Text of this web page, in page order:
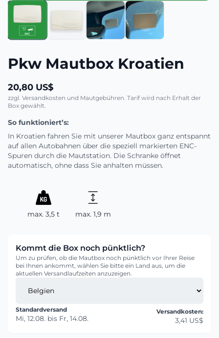
Pkw Mautbox Kroatien
20,80 US$
zzgl. Versandkosten und Mautgebühren. Tarif wird nach Erhalt der
Box gewählt.
So funktioniert’s:
In Kroatien fahren Sie mit unserer Mautbox ganz entspannt
auf allen Autobahnen über die speziell markierten ENC-
Spuren durch die Mautstation. Die Schranke öffnet
automatisch, ohne dass Sie anhalten müssen.
max. 3,5 t max. 1,9 m
Kommt die Box noch pünktlich?
Um zu prüfen, ob die Mautbox noch pünktlich vor Ihrer Reise
bei Ihnen ankommt, wählen Sie bitte ein Land aus, um die
aktuellen Versandlaufzeiten anzuzeigen.
Standardversand
Mi, 12.08. bis Fr, 14.08.
Versandkosten:
3,41 US$